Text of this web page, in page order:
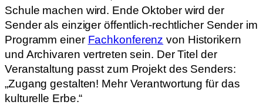
Schule machen wird. Ende Oktober wird der
Sender als einziger öffentlich-rechtlicher Sender im
Programm einer Fachkonferenz von Historikern
und Archivaren vertreten sein. Der Titel der
Veranstaltung passt zum Projekt des Senders:
„Zugang gestalten! Mehr Verantwortung für das
kulturelle Erbe.“